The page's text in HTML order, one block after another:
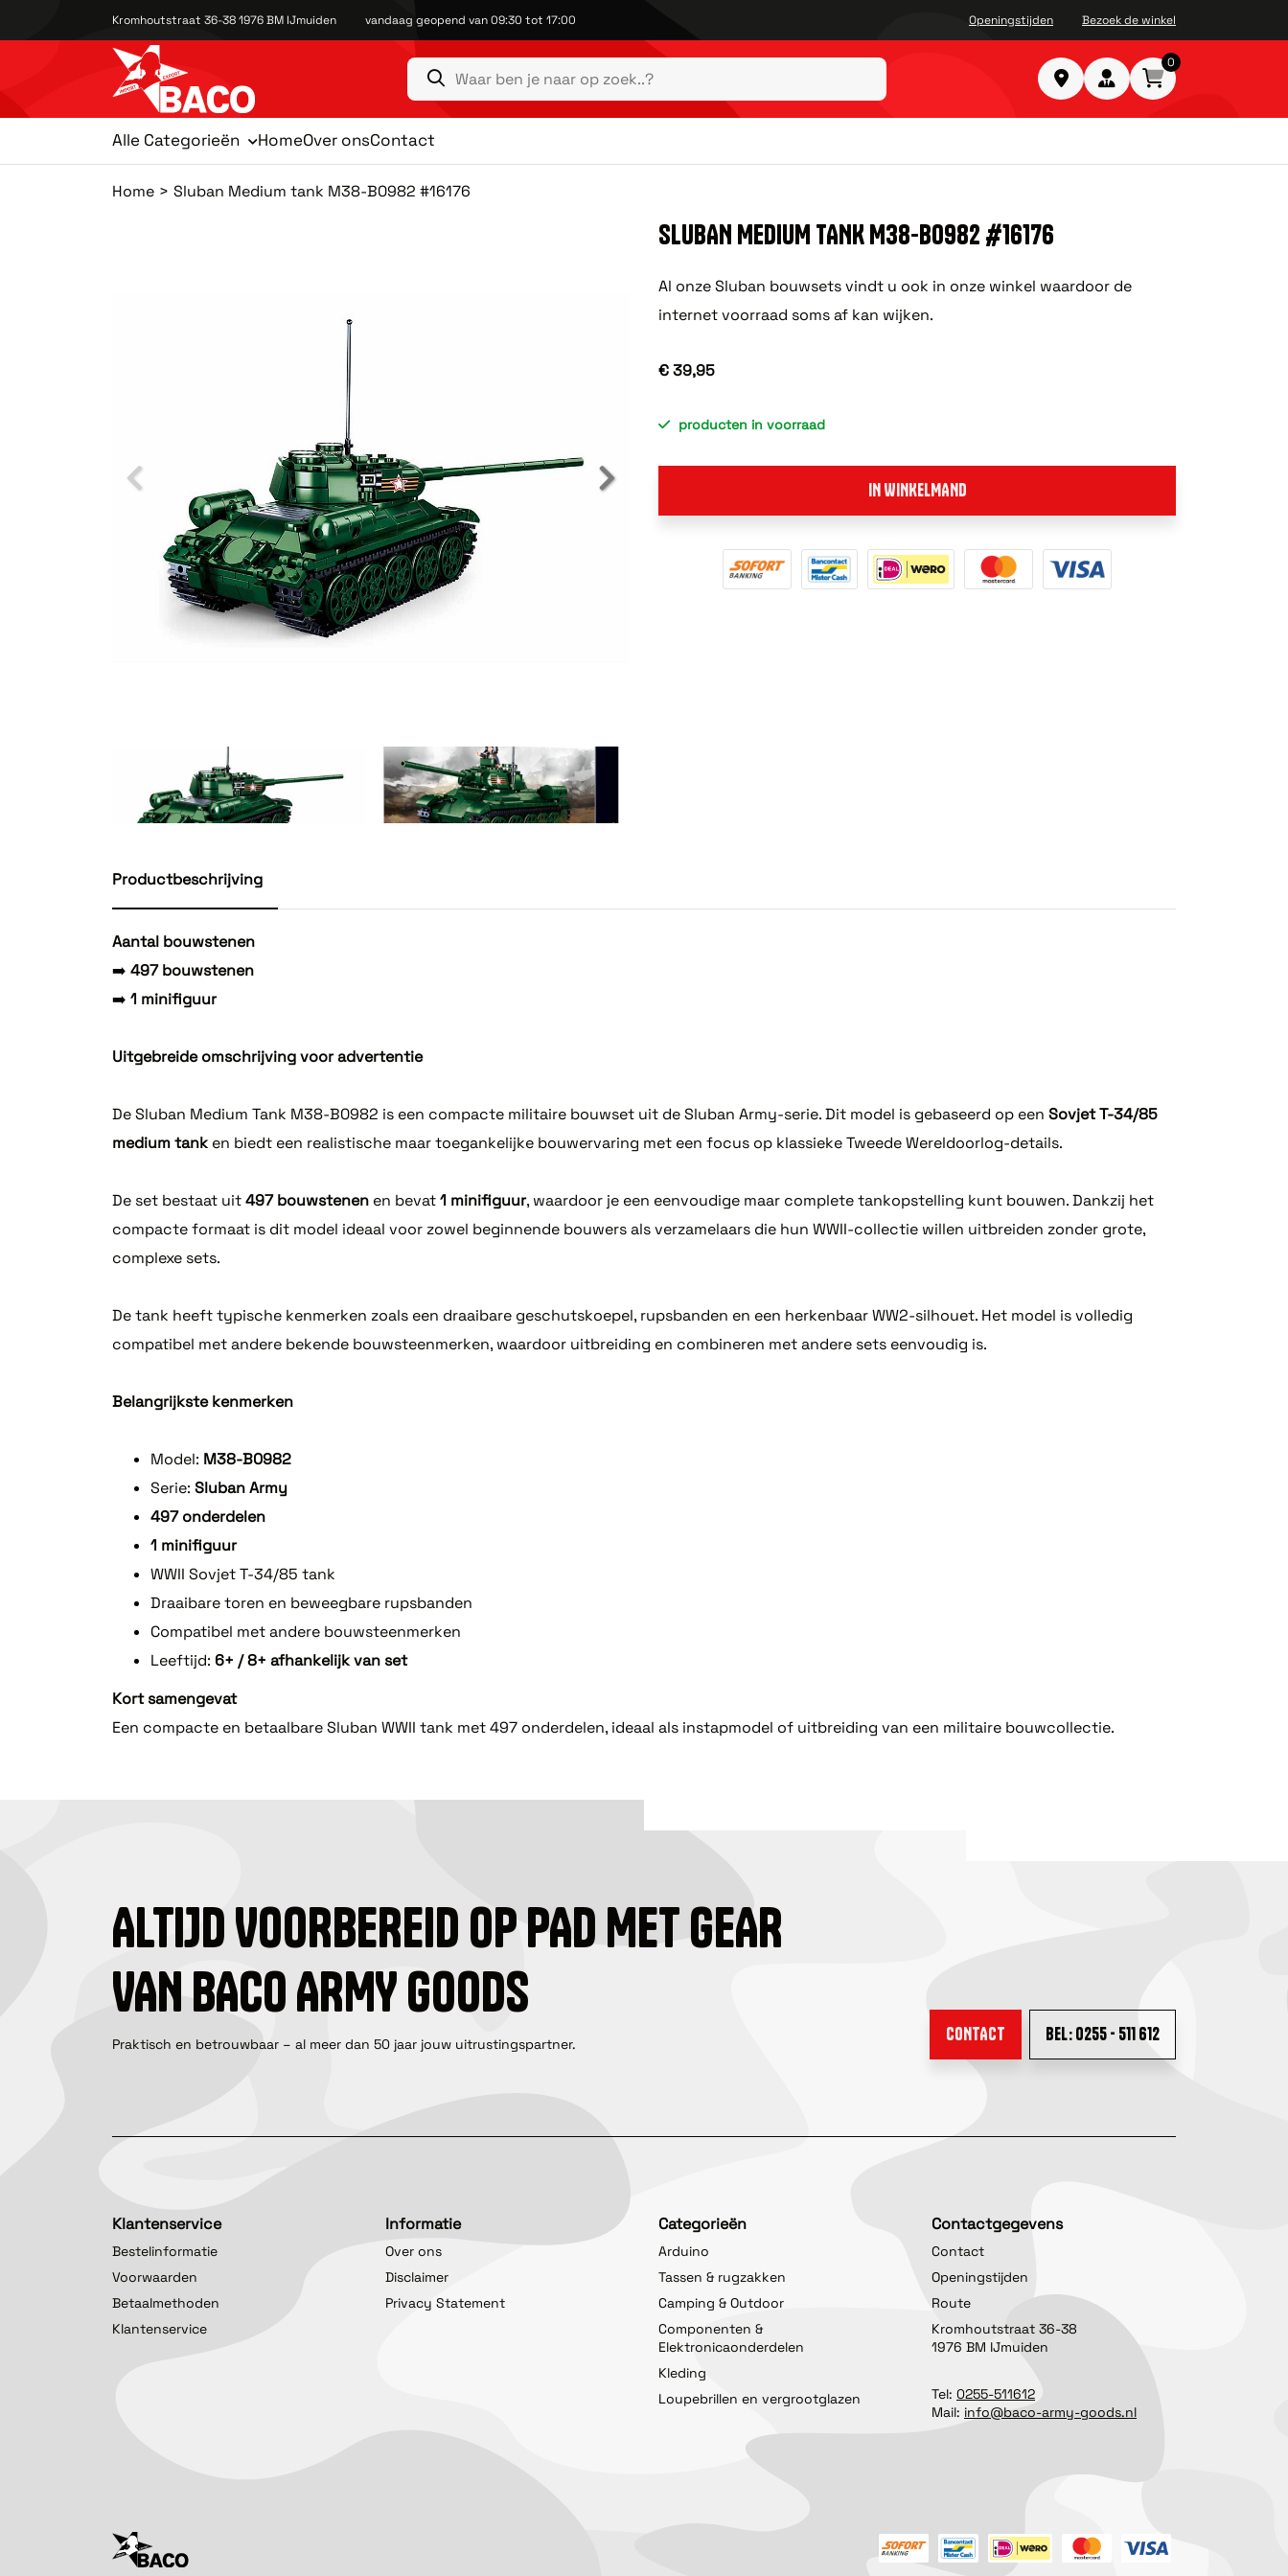
Kromhoutstraat 36-38 1976 BM IJmuiden vandaag geopend van 09:30 tot 17:00 Openingstijden Bezoek de winkel
0
Alle Categorieën HomeOver onsContact
Home Sluban Medium tank M38-B0982 #16176
SLUBAN MEDIUM TANK M38-B0982 #16176
Al onze Sluban bouwsets vindt u ook in onze winkel waardoor de
internet voorraad soms af kan wijken.
€ 39,95
producten in voorraad
IN WINKELMAND
Productbeschrijving
Aantal bouwstenen
➡️ 497 bouwstenen
➡️ 1 minifiguur
Uitgebreide omschrijving voor advertentie
De Sluban Medium Tank M38-B0982 is een compacte militaire bouwset uit de Sluban Army-serie. Dit model is gebaseerd op een Sovjet T-34/85
medium tanken biedt een realistische maar toegankelijke bouwervaring met een focus op klassieke Tweede Wereldoorlog-details.
De set bestaat uit497 bouwstenen en bevat1 minifiguur, waardoor je een eenvoudige maar complete tankopstelling kunt bouwen. Dankzij het
compacte formaat is dit model ideaal voor zowel beginnende bouwers als verzamelaars die hun WWII-collectie willen uitbreiden zonder grote,
complexe sets.
De tank heeft typische kenmerken zoals een draaibare geschutskoepel, rupsbanden en een herkenbaar WW2-silhouet. Het model is volledig
compatibel met andere bekende bouwsteenmerken, waardoor uitbreiding en combineren met andere sets eenvoudig is.
Belangrijkste kenmerken
Model: M38-B0982
Serie: Sluban Army
497 onderdelen
1 minifiguur
WWII Sovjet T-34/85 tank
Draaibare toren en beweegbare rupsbanden
Compatibel met andere bouwsteenmerken
Leeftijd: 6+ / 8+ afhankelijk van set
Kort samengevat
Een compacte en betaalbare Sluban WWII tank met 497 onderdelen, ideaal als instapmodel of uitbreiding van een militaire bouwcollectie.
ALTIJD VOORBEREID OP PAD MET GEAR
VAN BACO ARMY GOODS
Praktisch en betrouwbaar – al meer dan 50 jaar jouw uitrustingspartner. CONTACT BEL: 0255 - 511 612
Klantenservice
Bestelinformatie
Voorwaarden
Betaalmethoden
Klantenservice
Informatie
Over ons
Disclaimer
Privacy Statement
Categorieën
Arduino
Tassen & rugzakken
Camping & Outdoor
Componenten &
Elektronicaonderdelen
Kleding
Loupebrillen en vergrootglazen
Contactgegevens
Contact
Openingstijden
Route
Kromhoutstraat 36-38
1976 BM IJmuiden
Tel: 0255-511612
Mail: info@baco-army-goods.nl